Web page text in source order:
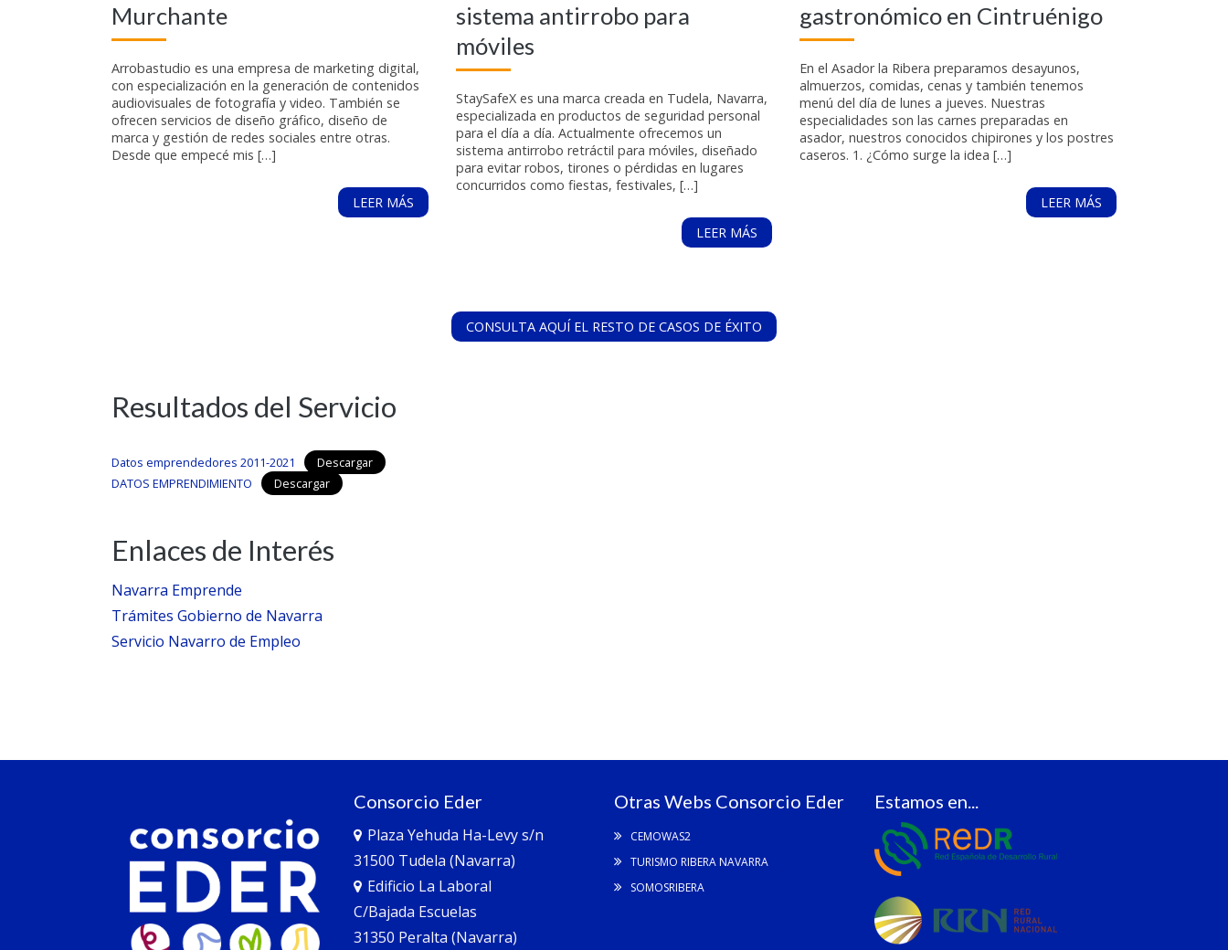
Murchante
Arrobastudio es una empresa de marketing digital,
con especialización en la generación de contenidos
audiovisuales de fotografía y video. También se
ofrecen servicios de diseño gráfico, diseño de
marca y gestión de redes sociales entre otras.
Desde que empecé mis […]
LEER MÁS
sistema antirrobo para
móviles
StaySafeX es una marca creada en Tudela, Navarra,
especializada en productos de seguridad personal
para el día a día. Actualmente ofrecemos un
sistema antirrobo retráctil para móviles, diseñado
para evitar robos, tirones o pérdidas en lugares
concurridos como fiestas, festivales, […]
LEER MÁS
gastronómico en Cintruénigo
En el Asador la Ribera preparamos desayunos,
almuerzos, comidas, cenas y también tenemos
menú del día de lunes a jueves. Nuestras
especialidades son las carnes preparadas en
asador, nuestros conocidos chipirones y los postres
caseros. 1. ¿Cómo surge la idea […]
LEER MÁS
CONSULTA AQUÍ EL RESTO DE CASOS DE ÉXITO
Resultados del Servicio
Datos emprendedores 2011-2021
Descargar
DATOS EMPRENDIMIENTO
Descargar
Enlaces de Interés
Navarra Emprende
Trámites Gobierno de Navarra
Servicio Navarro de Empleo
Consorcio Eder
Plaza Yehuda Ha-Levy s/n
31500 Tudela (Navarra)
Edificio La Laboral
C/Bajada Escuelas
31350 Peralta (Navarra)
Otras Webs Consorcio Eder
CEMOWAS2
TURISMO RIBERA NAVARRA
SOMOSRIBERA
Estamos en...